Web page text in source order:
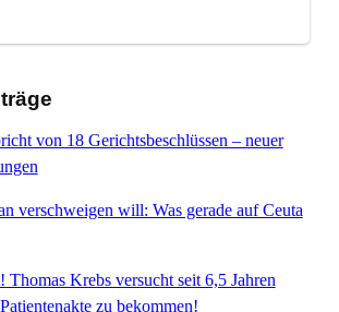
von 18 Gerichtsbeschlüssen – neuer
verschweigen will: Was gerade auf Ceuta
Thomas Krebs versucht seit 6,5 Jahren
zu bekommen!